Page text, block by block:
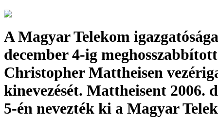
A Magyar Telekom
december 4-ig
Christopher Mattheisen
kinevezését. Mattheisent 2006.
5-én nevezték ki a Magyar